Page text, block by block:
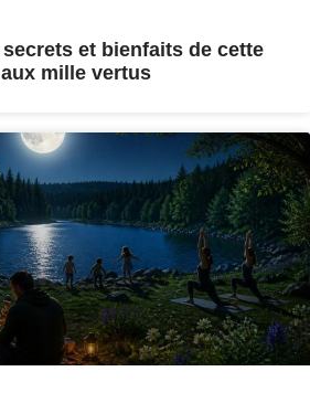
et bienfaits de cette
mille vertus